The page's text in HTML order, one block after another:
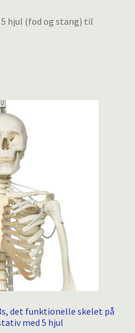
hjul (fod og stang) til
det funktionelle skelet på
med 5 hjul